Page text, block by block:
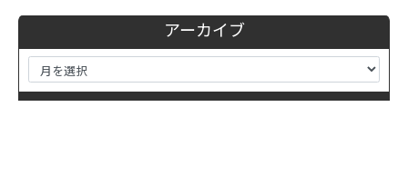
アーカイブ